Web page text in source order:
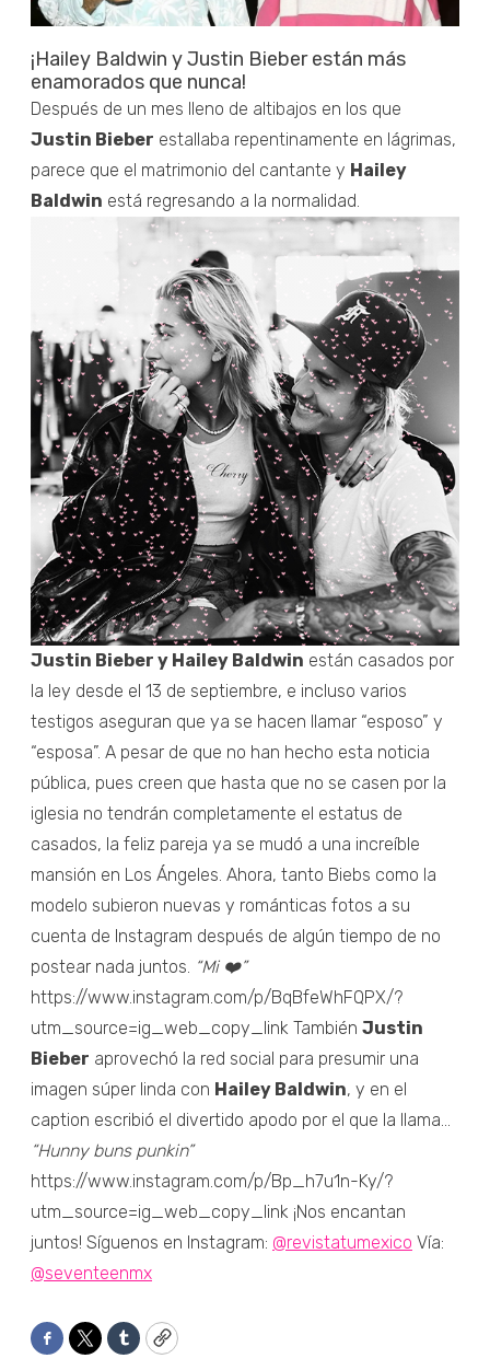
¡Hailey Baldwin y Justin Bieber están más
enamorados que nunca!
Después de un mes lleno de altibajos en los que
Justin Bieber estallaba repentinamente en lágrimas,
parece que el matrimonio del cantante y Hailey
Baldwin está regresando a la normalidad.
Justin Bieber y Hailey Baldwin están casados por
la ley desde el 13 de septiembre, e incluso varios
testigos aseguran que ya se hacen llamar “esposo” y
“esposa”. A pesar de que no han hecho esta noticia
pública, pues creen que hasta que no se casen por la
iglesia no tendrán completamente el estatus de
casados, la feliz pareja ya se mudó a una increíble
mansión en Los Ángeles. Ahora, tanto Biebs como la
modelo subieron nuevas y románticas fotos a su
cuenta de Instagram después de algún tiempo de no
postear nada juntos. “Mi ❤️”
https://www.instagram.com/p/BqBfeWhFQPX/?
utm_source=ig_web_copy_link También Justin
Bieber aprovechó la red social para presumir una
imagen súper linda con Hailey Baldwin, y en el
caption escribió el divertido apodo por el que la llama...
“Hunny buns punkin”
https://www.instagram.com/p/Bp_h7u1n-Ky/?
utm_source=ig_web_copy_link ¡Nos encantan
juntos! Síguenos en Instagram: @revistatumexico Vía:
@seventeenmx
Facebook
TwitterTumblrCopy